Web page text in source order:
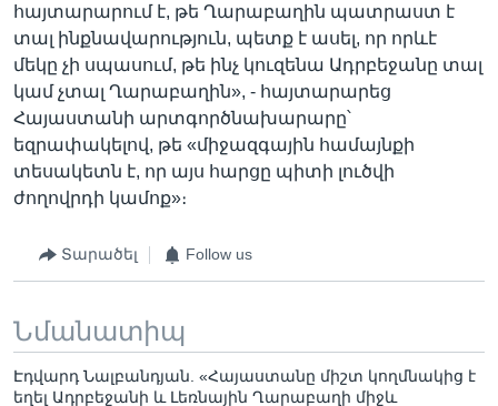
հայտարարում է, թե Ղարաբաղին պատրաստ է
տալ ինքնավարություն, պետք է ասել, որ որևէ
մեկը չի սպասում, թե ինչ կուզենա Ադրբեջանը տալ
կամ չտալ Ղարաբաղին», - հայտարարեց
Հայաստանի արտգործնախարարը՝
եզրափակելով, թե «միջազգային համայնքի
տեսակետն է, որ այս հարցը պիտի լուծվի
ժողովրդի կամոք»։
Տարածել Follow us
Նմանատիպ
Էդվարդ Նալբանդյան. «Հայաստանը միշտ կողմնակից է
եղել Ադրբեջանի և Լեռնային Ղարաբաղի միջև